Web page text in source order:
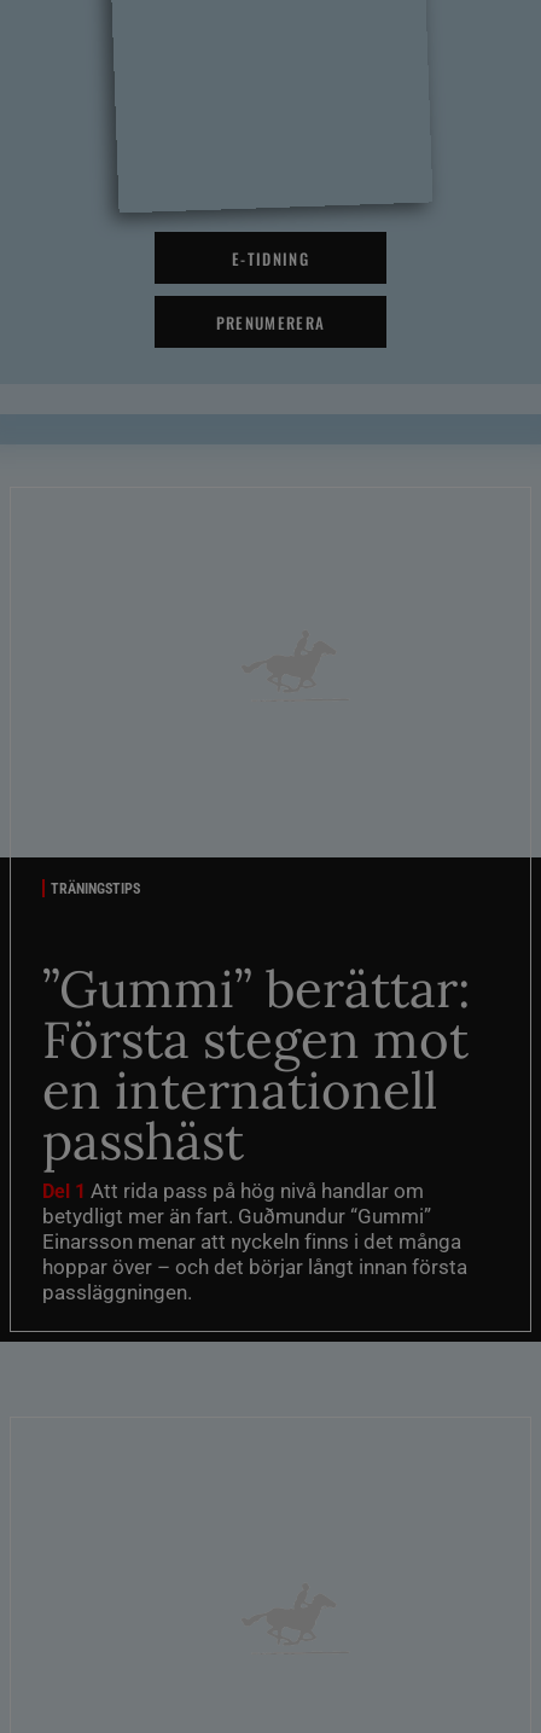
E-TIDNING
PRENUMERERA
TRÄNINGSTIPS
”Gummi” berättar:
Första stegen mot
en internationell
passhäst
Del 1 Att rida pass på hög nivå handlar om
betydligt mer än fart. Guðmundur “Gummi”
Einarsson menar att nyckeln finns i det många
hoppar över – och det börjar långt innan första
passläggningen.